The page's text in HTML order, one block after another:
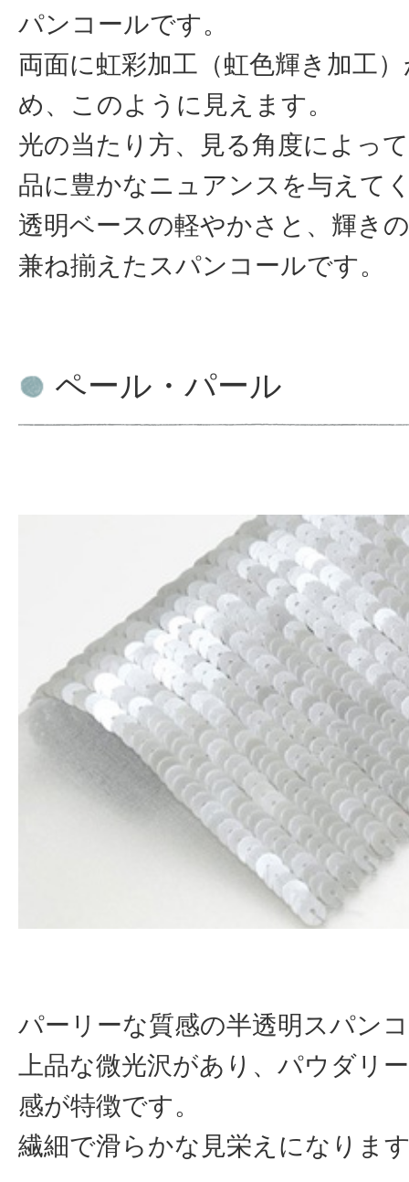
パンコールです。
両面に虹彩加工（虹色輝き加工
め、このように見えます。
光の当たり方、見る角度によっ
品に豊かなニュアンスを与えて
透明ベースの軽やかさと、輝き
兼ね揃えたスパンコールです。
ペール・パール
パーリーな質感の半透明スパン
上品な微光沢があり、パウダリ
感が特徴です。
繊細で滑らかな見栄えになりま